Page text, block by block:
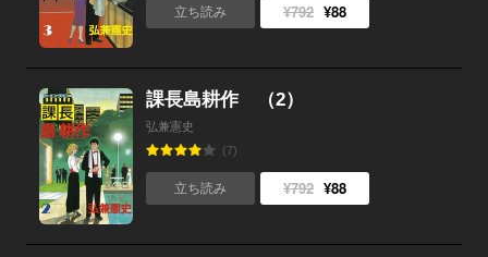
立ち読み ¥792 ¥88
課長島耕作 （2）
弘兼憲史
(7)
立ち読み ¥792 ¥88